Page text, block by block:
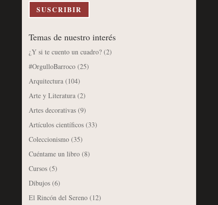
electrónico
SUSCRIBIR
Temas de nuestro interés
¿Y si te cuento un cuadro?(2)
#OrgulloBarroco(25)
Arquitectura(104)
Arte y Literatura(2)
Artes decorativas(9)
Artículos científicos(33)
Coleccionismo(35)
Cuéntame un libro(8)
Cursos(5)
Dibujos(6)
El Rincón del Sereno(12)